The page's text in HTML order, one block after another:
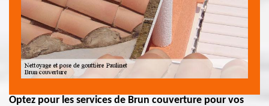
Optez pour les services de Brun couverture pour vos